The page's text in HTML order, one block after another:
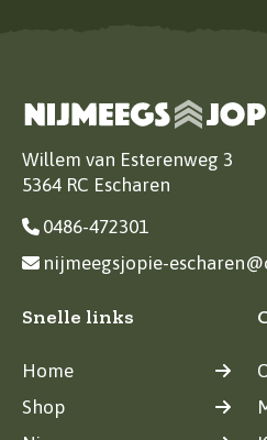
Willem van Esterenweg 3
5364 RC Escharen
0486-472301
nijmeegsjopie-
Snelle links
Home
Shop